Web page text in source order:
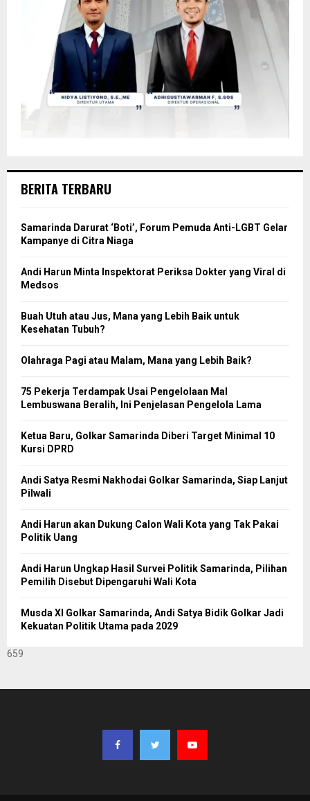
BERITA TERBARU
Samarinda Darurat ‘Boti’, Forum Pemuda Anti-LGBT Gelar
Kampanye di Citra Niaga
Andi Harun Minta Inspektorat Periksa Dokter yang Viral di
Medsos
Buah Utuh atau Jus, Mana yang Lebih Baik untuk
Kesehatan Tubuh?
Olahraga Pagi atau Malam, Mana yang Lebih Baik?
75 Pekerja Terdampak Usai Pengelolaan Mal
Lembuswana Beralih, Ini Penjelasan Pengelola Lama
Ketua Baru, Golkar Samarinda Diberi Target Minimal 10
Kursi DPRD
Andi Satya Resmi Nakhodai Golkar Samarinda, Siap Lanjut
Pilwali
Andi Harun akan Dukung Calon Wali Kota yang Tak Pakai
Politik Uang
Andi Harun Ungkap Hasil Survei Politik Samarinda, Pilihan
Pemilih Disebut Dipengaruhi Wali Kota
Musda XI Golkar Samarinda, Andi Satya Bidik Golkar Jadi
Kekuatan Politik Utama pada 2029
659